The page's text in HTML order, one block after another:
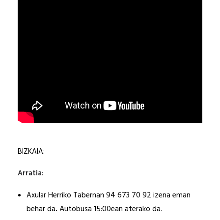
BIZKAIA:
Arratia:
AxularHerriko Tabernan 94 673 70 92 izena eman
behar da.Autobusa 15:00ean aterako da.